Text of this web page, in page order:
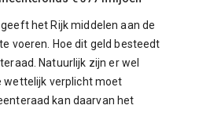
het Rijk middelen aan de
voeren. Hoe dit geld besteedt
Natuurlijk zijn er wel
wettelijk verplicht moet
kan daarvan het